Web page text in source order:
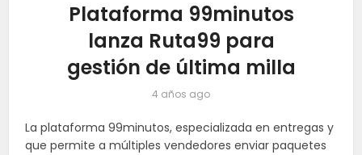
Plataforma 99minutos
lanza Ruta99 para
gestión de última milla
4 años ago
La plataforma 99minutos, especializada en entregas y
que permite a múltiples vendedores enviar paquetes